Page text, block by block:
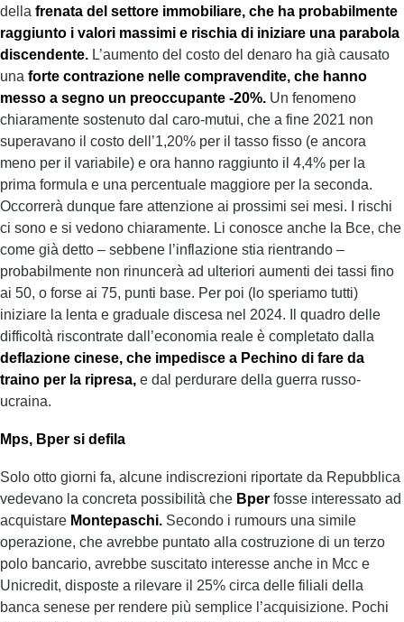
della frenata del settore immobiliare, che ha probabilmente
raggiunto i valori massimi e rischia di iniziare una parabola
discendente. L’aumento del costo del denaro ha già causato
una forte contrazione nelle compravendite, che hanno
messo a segno un preoccupante -20%. Un fenomeno
chiaramente sostenuto dal caro-mutui, che a fine 2021 non
superavano il costo dell’1,20% per il tasso fisso (e ancora
meno per il variabile) e ora hanno raggiunto il 4,4% per la
prima formula e una percentuale maggiore per la seconda.
Occorrerà dunque fare attenzione ai prossimi sei mesi. I rischi
ci sono e si vedono chiaramente. Li conosce anche la Bce, che
come già detto – sebbene l’inflazione stia rientrando –
probabilmente non rinuncerà ad ulteriori aumenti dei tassi fino
ai 50, o forse ai 75, punti base. Per poi (lo speriamo tutti)
iniziare la lenta e graduale discesa nel 2024. Il quadro delle
difficoltà riscontrate dall’economia reale è completato dalla
deflazione cinese, che impedisce a Pechino di fare da
traino per la ripresa, e dal perdurare della guerra russo-
ucraina.
Mps, Bper si defila
Solo otto giorni fa, alcune indiscrezioni riportate da Repubblica
vedevano la concreta possibilità che Bper fosse interessato ad
acquistare Montepaschi. Secondo i rumours una simile
operazione, che avrebbe puntato alla costruzione di un terzo
polo bancario, avrebbe suscitato interesse anche in Mcc e
Unicredit, disposte a rilevare il 25% circa delle filiali della
banca senese per rendere più semplice l’acquisizione. Pochi